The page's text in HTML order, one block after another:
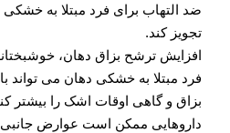
ضد التهاب برای فرد مبتلا به
تجویز کند.
افزایش ترشح بزاق دهان،
فرد مبتلا به خشکی دهان می
بزاق و گاهی اوقات اشک را بیشتر
داروهایی ممکن است عوارض جانبی